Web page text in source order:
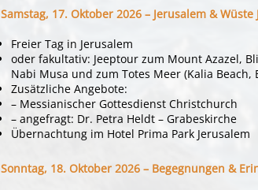
Samstag, 17. Oktober 2026 – Jerusalem & Wüste
Freier Tag in Jerusalem
oder fakultativ: Jeeptour zum Mount Azazel,
Nabi Musa und zum Totes Meer (Kalia Beach,
Zusätzliche Angebote:
– Messianischer Gottesdienst Christchurch
– angefragt: Dr. Petra Heldt – Grabeskirche
Übernachtung im Hotel Prima Park Jerusalem
Sonntag, 18. Oktober 2026 – Begegnungen &